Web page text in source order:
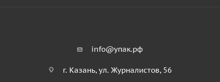
info@упак.рф
г. Казань, ул. Журналистов, 56